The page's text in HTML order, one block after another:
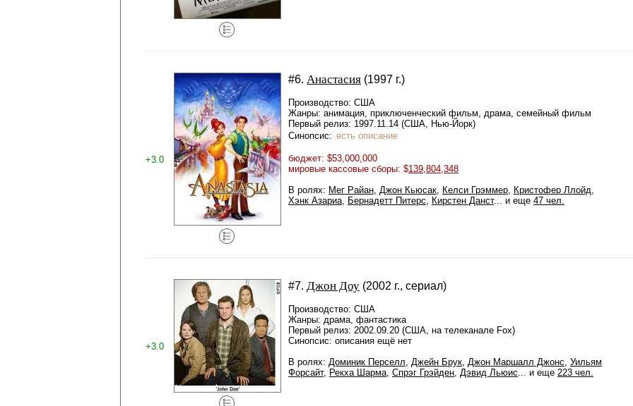
+3.0
#6. Анастасия (1997 г.)
Производство: США
Жанры: анимация, приключенческий фильм, драма, семейный фильм
Первый релиз: 1997.11.14 (США, Нью-Йорк)
Синопсис: есть описание
бюджет: $53,000,000
мировые кассовые сборы: $139,804,348
В ролях: Мег Райан, Джон Кьюсак, Келси Грэммер, Кристофер Ллойд,
Хэнк Азариа, Бернадетт Питерс, Кирстен Данст... и еще 47 чел.
+3.0
#7. Джон Доу (2002 г., сериал)
Производство: США
Жанры: драма, фантастика
Первый релиз: 2002.09.20 (США, на телеканале Fox)
Синопсис: описания ещё нет
В ролях: Доминик Перселл, Джейн Брук, Джон Маршалл Джонс, Уильям
Форсайт, Рекха Шарма, Спрэг Грэйден, Дэвид Льюис... и еще 223 чел.